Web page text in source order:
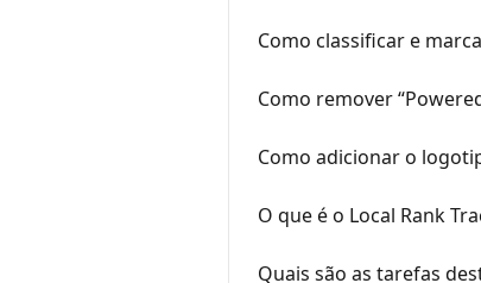
Como classificar e
Como remover
Como adicionar o
O que é o Local Rank
Quais são as tarefas